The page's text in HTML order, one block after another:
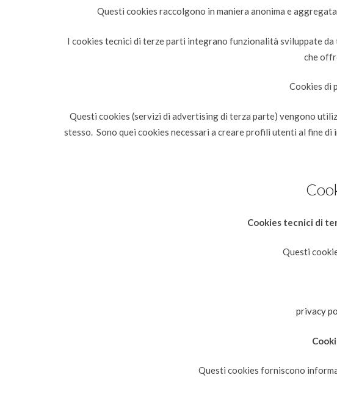
Questi cookies raccolgono in maniera anonima e
I cookies tecnici di terze parti integrano funzionalità sviluppate
che
Cookies di
Questi cookies (servizi di advertising di terza parte) vengono
stesso. Sono quei cookies necessari a creare profili utenti al fine
Cookies tecnici di
Questi
privacy
Questi cookies forniscono